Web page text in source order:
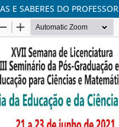
E SABERES DO PROFESSOR